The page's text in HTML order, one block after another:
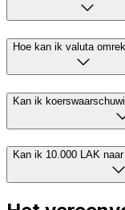
Hoe kan ik valuta
Kan ik
Kan ik 10.000 LAK